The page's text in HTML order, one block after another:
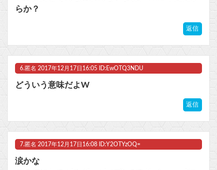
らか？
返信
6. 匿名 2017年12月17日16:05 ID:EwOTQ3NDU
どういう意味だよW
返信
7. 匿名 2017年12月17日16:08 ID:Y2OTYzOQ=
涙かな